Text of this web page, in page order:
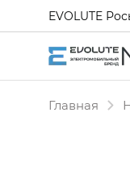
EVOLUTE
Главная